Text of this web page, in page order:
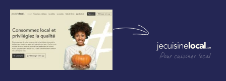
Pour cuisiner local